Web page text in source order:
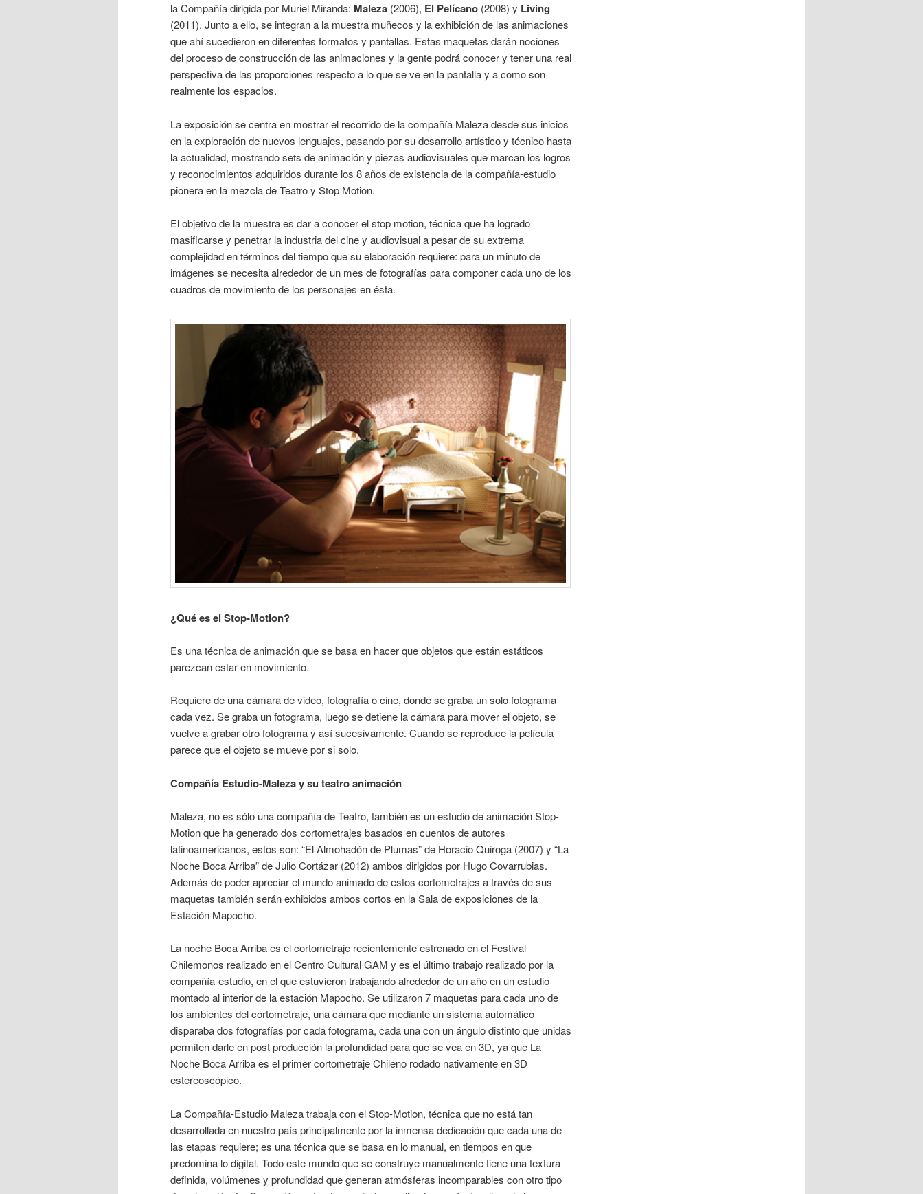
la Compañía dirigida por Muriel Miranda: Maleza (2006), El Pelícano (2008) y Living
(2011). Junto a ello, se integran a la muestra muñecos y la exhibición de las animaciones
que ahí sucedieron en diferentes formatos y pantallas. Estas maquetas darán nociones
del proceso de construcción de las animaciones y la gente podrá conocer y tener una real
perspectiva de las proporciones respecto a lo que se ve en la pantalla y a como son
realmente los espacios.
La exposición se centra en mostrar el recorrido de la compañía Maleza desde sus inicios
en la exploración de nuevos lenguajes, pasando por su desarrollo artístico y técnico hasta
la actualidad, mostrando sets de animación y piezas audiovisuales que marcan los logros
y reconocimientos adquiridos durante los 8 años de existencia de la compañía-estudio
pionera en la mezcla de Teatro y Stop Motion.
El objetivo de la muestra es dar a conocer el stop motion, técnica que ha logrado
masificarse y penetrar la industria del cine y audiovisual a pesar de su extrema
complejidad en términos del tiempo que su elaboración requiere: para un minuto de
imágenes se necesita alrededor de un mes de fotografías para componer cada uno de los
cuadros de movimiento de los personajes en ésta.
¿Qué es el Stop-Motion?
Es una técnica de animación que se basa en hacer que objetos que están estáticos
parezcan estar en movimiento.
Requiere de una cámara de video, fotografía o cine, donde se graba un solo fotograma
cada vez. Se graba un fotograma, luego se detiene la cámara para mover el objeto, se
vuelve a grabar otro fotograma y así sucesivamente. Cuando se reproduce la película
parece que el objeto se mueve por si solo.
Compañía Estudio-Maleza y su teatro animación
Maleza, no es sólo una compañía de Teatro, también es un estudio de animación Stop-
Motion que ha generado dos cortometrajes basados en cuentos de autores
latinoamericanos, estos son: “El Almohadón de Plumas” de Horacio Quiroga (2007) y “La
Noche Boca Arriba” de Julio Cortázar (2012) ambos dirigidos por Hugo Covarrubias.
Además de poder apreciar el mundo animado de estos cortometrajes a través de sus
maquetas también serán exhibidos ambos cortos en la Sala de exposiciones de la
Estación Mapocho.
La noche Boca Arriba es el cortometraje recientemente estrenado en el Festival
Chilemonos realizado en el Centro Cultural GAM y es el último trabajo realizado por la
compañía-estudio, en el que estuvieron trabajando alrededor de un año en un estudio
montado al interior de la estación Mapocho. Se utilizaron 7 maquetas para cada uno de
los ambientes del cortometraje, una cámara que mediante un sistema automático
disparaba dos fotografías por cada fotograma, cada una con un ángulo distinto que unidas
permiten darle en post producción la profundidad para que se vea en 3D, ya que La
Noche Boca Arriba es el primer cortometraje Chileno rodado nativamente en 3D
estereoscópico.
La Compañía-Estudio Maleza trabaja con el Stop-Motion, técnica que no está tan
desarrollada en nuestro país principalmente por la inmensa dedicación que cada una de
las etapas requiere; es una técnica que se basa en lo manual, en tiempos en que
predomina lo digital. Todo este mundo que se construye manualmente tiene una textura
definida, volúmenes y profundidad que generan atmósferas incomparables con otro tipo